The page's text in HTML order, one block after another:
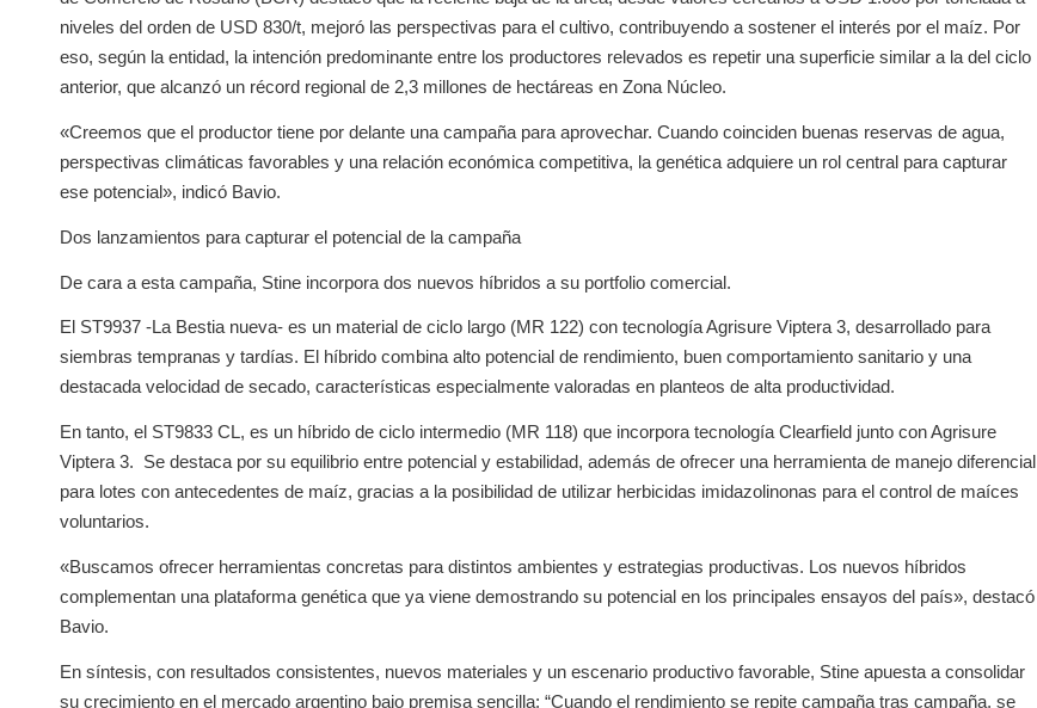
niveles del orden de USD 830/t, mejoró las perspectivas para el cultivo, contribuyendo a sostener el interés por el maíz. Por
eso, según la entidad, la intención predominante entre los productores relevados es repetir una superficie similar a la del ciclo
anterior, que alcanzó un récord regional de 2,3 millones de hectáreas en Zona Núcleo.
«Creemos que el productor tiene por delante una campaña para aprovechar. Cuando coinciden buenas reservas de agua,
perspectivas climáticas favorables y una relación económica competitiva, la genética adquiere un rol central para capturar
ese potencial», indicó Bavio.
Dos lanzamientos para capturar el potencial de la campaña
De cara a esta campaña, Stine incorpora dos nuevos híbridos a su portfolio comercial.
El ST9937 -La Bestia nueva- es un material de ciclo largo (MR 122) con tecnología Agrisure Viptera 3, desarrollado para
siembras tempranas y tardías. El híbrido combina alto potencial de rendimiento, buen comportamiento sanitario y una
destacada velocidad de secado, características especialmente valoradas en planteos de alta productividad.
En tanto, el ST9833 CL, es un híbrido de ciclo intermedio (MR 118) que incorpora tecnología Clearfield junto con Agrisure
Viptera 3. Se destaca por su equilibrio entre potencial y estabilidad, además de ofrecer una herramienta de manejo diferencial
para lotes con antecedentes de maíz, gracias a la posibilidad de utilizar herbicidas imidazolinonas para el control de maíces
voluntarios.
«Buscamos ofrecer herramientas concretas para distintos ambientes y estrategias productivas. Los nuevos híbridos
complementan una plataforma genética que ya viene demostrando su potencial en los principales ensayos del país», destacó
Bavio.
En síntesis, con resultados consistentes, nuevos materiales y un escenario productivo favorable, Stine apuesta a consolidar
su crecimiento en el mercado argentino bajo premisa sencilla: “Cuando el rendimiento se repite campaña tras campaña, se